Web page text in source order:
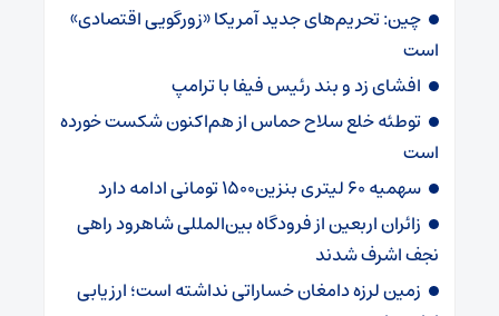
چین: تحریم‌های جدید آمریکا «زورگویی اقتصادی»
است
افشای زد و بند رئیس فیفا با ترامپ
توطئه خلع سلاح حماس از هم‌اکنون شکست خورده
است
سهمیه ۶۰ لیتری بنزین۱۵۰۰ تومانی ادامه دارد
زائران اربعین از فرودگاه بین‌المللی شاهرود راهی
نجف اشرف شدند
زمین لرزه دامغان خساراتی نداشته است؛ ارزیابی